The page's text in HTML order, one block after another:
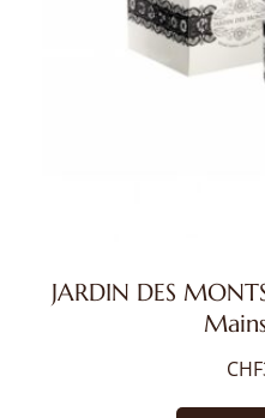
JARDIN DES
CHF